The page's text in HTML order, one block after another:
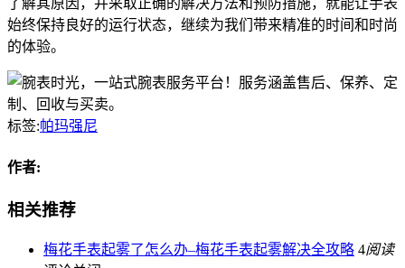
了解其原因，并采取正确的解决方法和预防措施，就能让手表
始终保持良好的运行状态，继续为我们带来精准的时间和时尚
的体验。
标签:帕玛强尼
作者:
相关推荐
梅花手表起雾了怎么办–梅花手表起雾解决全攻略 4阅读